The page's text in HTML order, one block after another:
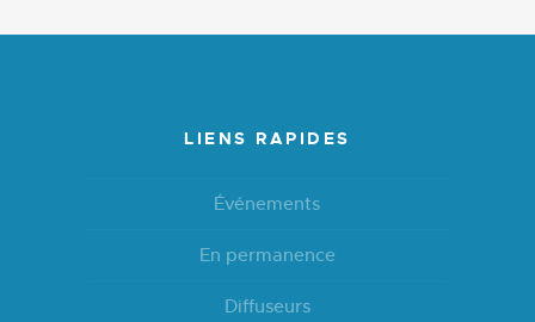
LIENS RAPIDES
Événements
En permanence
Diffuseurs